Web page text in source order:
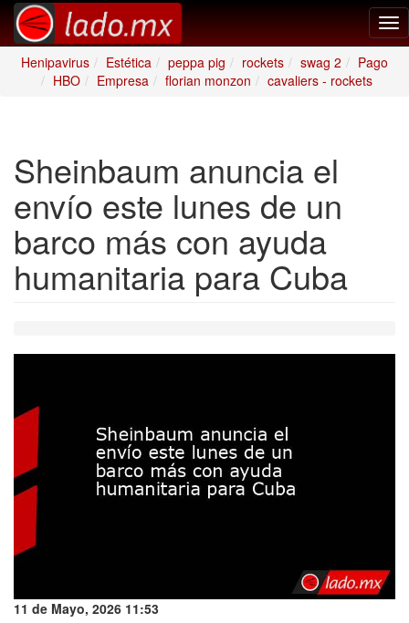
Henipavirus
Estética peppa pig rockets swag 2
Pago
HBO
Empresa florian monzon cavaliers - rockets
Sheinbaum anuncia el
envío este lunes de un
barco más con ayuda
humanitaria para Cuba
11 de Mayo, 2026 11:53